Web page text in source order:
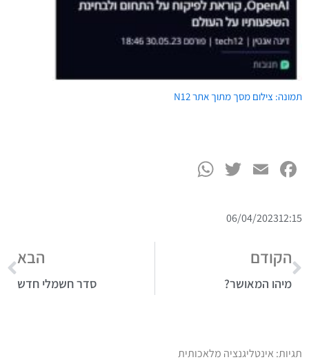
תמונה: צילום מסך מתוך אתר N12
Facebook
Email
Twitter
12:15
06/04/2023
הקודם
מיהו המאושר?
הבא
סדר חשמלי חדש
תגיות: אינטליגנציה מלאכותית
ט.ל.ח בכפוף לתקנון